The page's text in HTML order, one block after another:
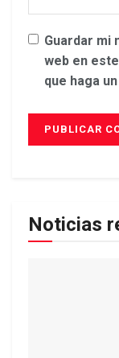
Guardar mi
web en
que haga
Noticias